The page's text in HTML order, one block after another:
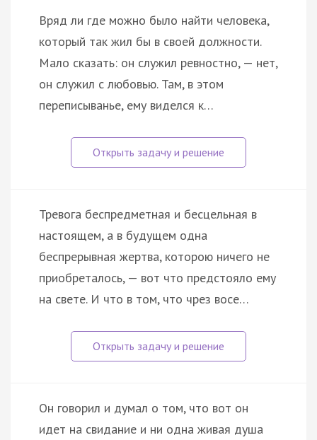
Вряд ли где можно было найти человека,
который так жил бы в своей должности.
Мало сказать: он служил ревностно, — нет,
он служил с любовью. Там, в этом
переписыванье, ему виделся к…
Тревога беспредметная и бесцельная в
настоящем, а в будущем одна
беспрерывная жертва, которою ничего не
приобреталось, — вот что предстояло ему
на свете. И что в том, что чрез восе…
Он говорил и думал о том, что вот он
идет на свидание и ни одна живая душа